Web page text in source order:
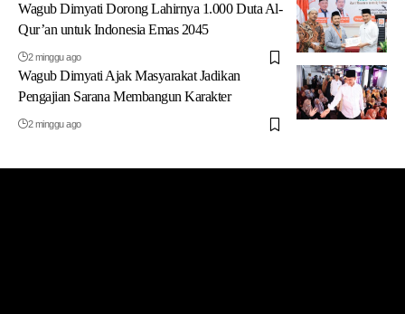
Wagub Dimyati Dorong Lahirnya 1.000 Duta Al-
Qur’an untuk Indonesia Emas 2045
2 minggu ago
Wagub Dimyati Ajak Masyarakat Jadikan
Pengajian Sarana Membangun Karakter
2 minggu ago